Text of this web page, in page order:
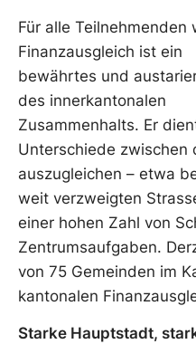
Für alle Teilnehmenden
Finanzausgleich ist ein
bewährtes und
des innerkantonalen
Zusammenhalts. Er
Unterschiede zwischen
auszugleichen – etwa
weit verzweigten
einer hohen Zahl von
Zentrumsaufgaben.
von 75 Gemeinden im
kantonalen
Starke Hauptstadt,